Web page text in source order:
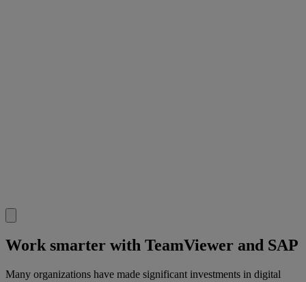
Work smarter with TeamViewer and SAP
Many organizations have made significant investments in digital